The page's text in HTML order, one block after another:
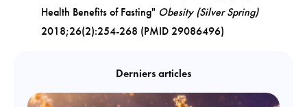
Health Benefits of Fasting" Obesity (Silver Spring)
2018;26(2):254-268 (PMID 29086496)
Derniers articles